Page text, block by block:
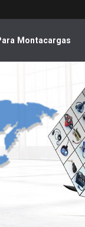
Montacargas